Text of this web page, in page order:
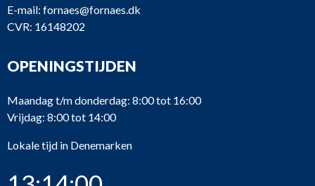
E-mail: fornaes@fornaes.dk
CVR: 16148202
OPENINGSTIJDEN
Maandag t/m donderdag: 8:00 tot 16:00
Vrijdag: 8:00 tot 14:00
Lokale tijd in Denemarken